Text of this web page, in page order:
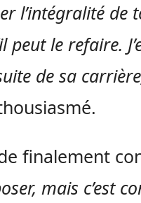
l’intégralité de
peut le refaire.
de sa
finalement
mais c’est